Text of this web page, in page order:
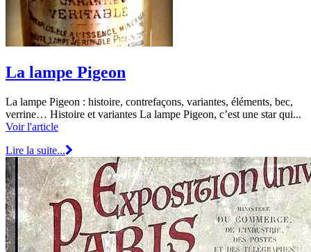
La lampe Pigeon
La lampe Pigeon : histoire, contrefaçons, variantes, éléments, bec,
verrine… Histoire et variantes La lampe Pigeon, c’est une star qui...
Voir l'article
Lire la suite...